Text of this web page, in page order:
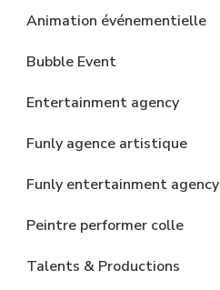
Animation événementielle
Bubble Event
Entertainment agency
Funly agence artistique
Funly entertainment agency
Peintre performer colle
Talents & Productions